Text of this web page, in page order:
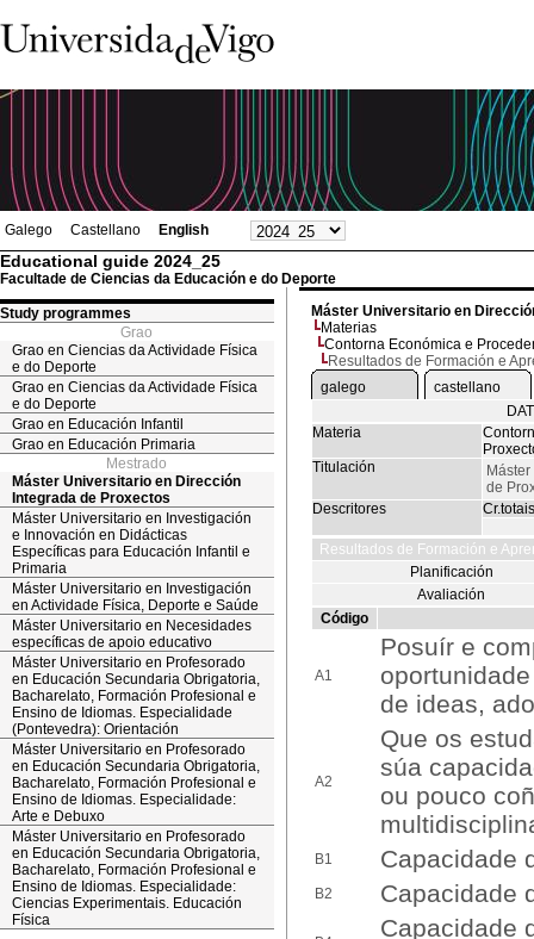
Galego Castellano English
Educational guide 2024_25
Facultade de Ciencias da Educación e do Deporte
Study programmes
Grao
Grao en Ciencias da Actividade Física
e do Deporte
Grao en Ciencias da Actividade Física
e do Deporte
Grao en Educación Infantil
Grao en Educación Primaria
Mestrado
Máster Universitario en Dirección
Integrada de Proxectos
Máster Universitario en Investigación
e Innovación en Didácticas
Específicas para Educación Infantil e
Primaria
Máster Universitario en Investigación
en Actividade Física, Deporte e Saúde
Máster Universitario en Necesidades
específicas de apoio educativo
Máster Universitario en Profesorado
en Educación Secundaria Obrigatoria,
Bacharelato, Formación Profesional e
Ensino de Idiomas. Especialidade
(Pontevedra): Orientación
Máster Universitario en Profesorado
en Educación Secundaria Obrigatoria,
Bacharelato, Formación Profesional e
Ensino de Idiomas. Especialidade:
Arte e Debuxo
Máster Universitario en Profesorado
en Educación Secundaria Obrigatoria,
Bacharelato, Formación Profesional e
Ensino de Idiomas. Especialidade:
Ciencias Experimentais. Educación
Física
Máster Universitario en
Materias
Contorna Económica e
Resultados de Formación e
galego
castellano
Materia
Titulación
de
Descritores
Cr.totais
Resultados de Formación e
Planificación
Avaliación
Código
A1
Posuír e
de ideas,
A2
Que os
súa
ou pouco
B1 Capacidade
B2 Capacidade
Capacidade